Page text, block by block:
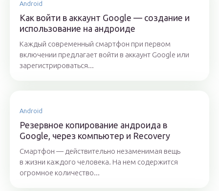
Android
Как войти в аккаунт Google — создание и
использование на андроиде
Каждый современный смартфон при первом
включении предлагает войти в аккаунт Google или
зарегистрироваться...
Android
Резервное копирование андроида в
Google, через компьютер и Recovery
Смартфон — действительно незаменимая вещь
в жизни каждого человека. На нем содержится
огромное количество...